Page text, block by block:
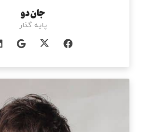
جان دو
پایه گذار